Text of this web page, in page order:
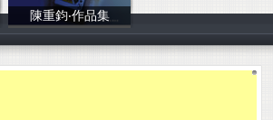
陳重鈞‧作品集
E1050201